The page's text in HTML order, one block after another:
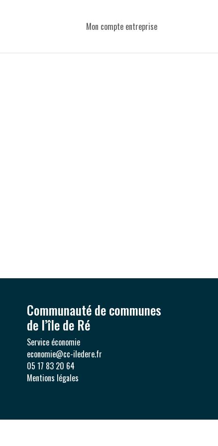
Mon compte entreprise
Communauté de communes
de l’île de Ré
Service économie
economie@cc-iledere.fr
05 17 83 20 64
Mentions légales